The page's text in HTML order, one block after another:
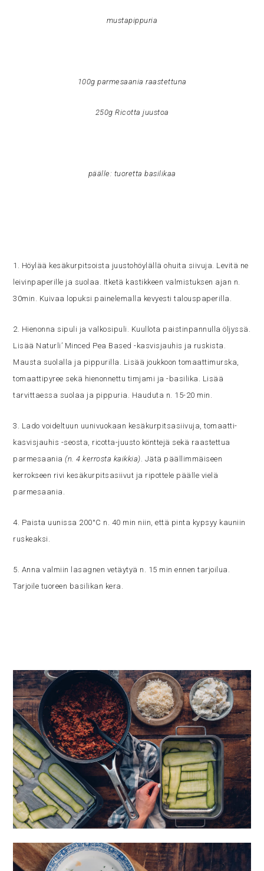
mustapippuria
100g parmesaania raastettuna
250g Ricotta juustoa
päälle: tuoretta basilikaa
1. Höylää kesäkurpitsoista juustohöylällä ohuita siivuja. Levitä ne
leivinpaperille ja suolaa. Itketä kastikkeen valmistuksen ajan n.
30min. Kuivaa lopuksi painelemalla kevyesti talouspaperilla.
2. Hienonna sipuli ja valkosipuli. Kuullota paistinpannulla öljyssä.
Lisää Naturli’ Minced Pea Based -kasvisjauhis ja ruskista.
Mausta suolalla ja pippurilla. Lisää joukkoon tomaattimurska,
tomaattipyree sekä hienonnettu timjami ja -basilika. Lisää
tarvittaessa suolaa ja pippuria. Hauduta n. 15-20 min.
3. Lado voideltuun uunivuokaan kesäkurpitsasiivuja, tomaatti-
kasvisjauhis -seosta, ricotta-juusto könttejä sekä raastettua
parmesaania(n. 4 kerrosta kaikkia). Jätä päällimmäiseen
kerrokseen rivi kesäkurpitsasiivut ja ripottele päälle vielä
parmesaania.
4. Paista uunissa 200°C n. 40 min niin, että pinta kypsyy kauniin
ruskeaksi.
5. Anna valmiin lasagnen vetäytyä n. 15 min ennen tarjoilua.
Tarjoile tuoreen basilikan kera.